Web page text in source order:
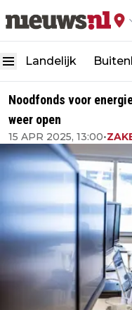
Landelijk
Noodfonds voor
weer open
15 APR 2025, 13:00•